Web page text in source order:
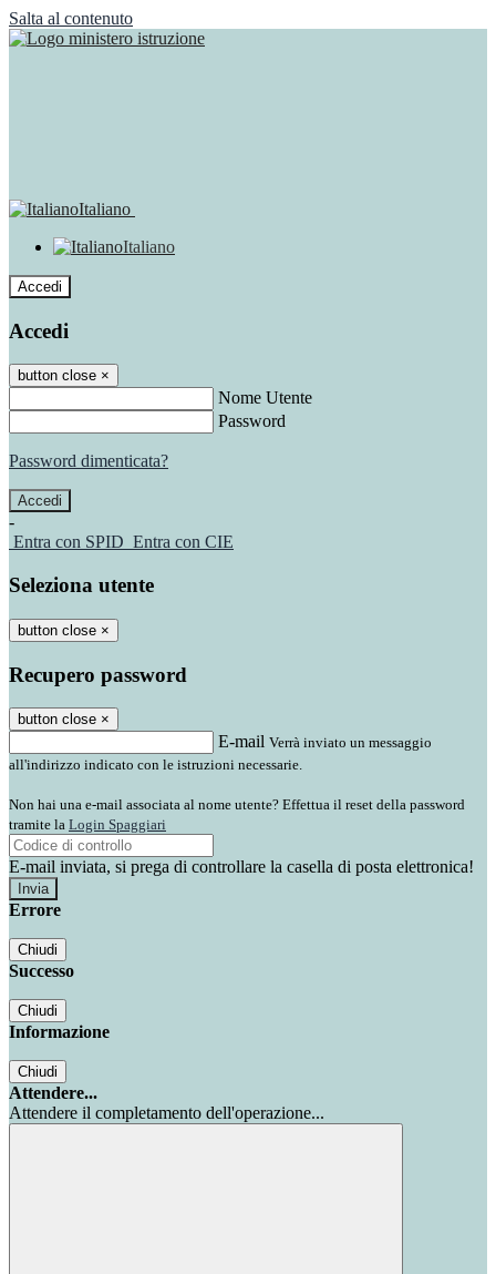
Salta al contenuto
Italiano
Italiano
Accedi
Accedi
button close ×
Nome Utente
Password
Password dimenticata?
-
Entra con SPID Entra con CIE
Seleziona utente
button close ×
Recupero password
button close ×
E-mail Verrà inviato un messaggio
all'indirizzo indicato con le istruzioni necessarie.
Non hai una e-mail associata al nome utente? Effettua il reset della password
tramite la Login Spaggiari
E-mail inviata, si prega di controllare la casella di posta elettronica!
Errore
Chiudi
Successo
Chiudi
Informazione
Chiudi
Attendere...
Attendere il completamento dell'operazione...